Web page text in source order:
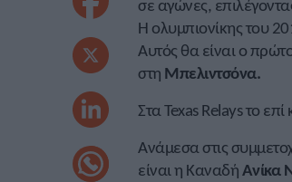
σε αγώνες,
Η ολυμπιονίκης του
Αυτός θα είναι ο
στη Μπελιντσόνα.
Στα Texas Relays το
Ανάμεσα στις
είναι η ΚαναδήΑνίκα